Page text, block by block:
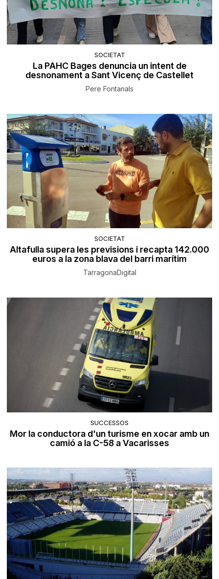
SOCIETAT
La PAHC Bages denuncia un intent de
desnonament a Sant Vicenç de Castellet
Pere Fontanals
SOCIETAT
Altafulla supera les previsions i recapta 142.000
euros a la zona blava del barri marítim
TarragonaDigital
SUCCESSOS
Mor la conductora d'un turisme en xocar amb un
camió a la C-58 a Vacarisses